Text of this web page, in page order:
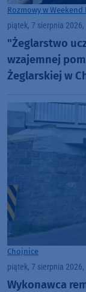
Rozmowy w Weekend
piątek, 7 sierpnia 2026,
"Żeglarstwo
wzajemnej
Żeglarskiej w
Chojnice
piątek, 7 sierpnia 2026,
Wykonawca